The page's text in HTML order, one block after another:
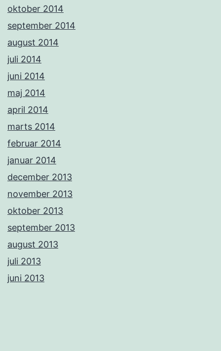
oktober 2014
september 2014
august 2014
juli 2014
juni 2014
maj 2014
april 2014
marts 2014
februar 2014
januar 2014
december 2013
november 2013
oktober 2013
september 2013
august 2013
juli 2013
juni 2013